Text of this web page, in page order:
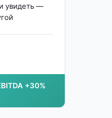
увидеть —
+30%